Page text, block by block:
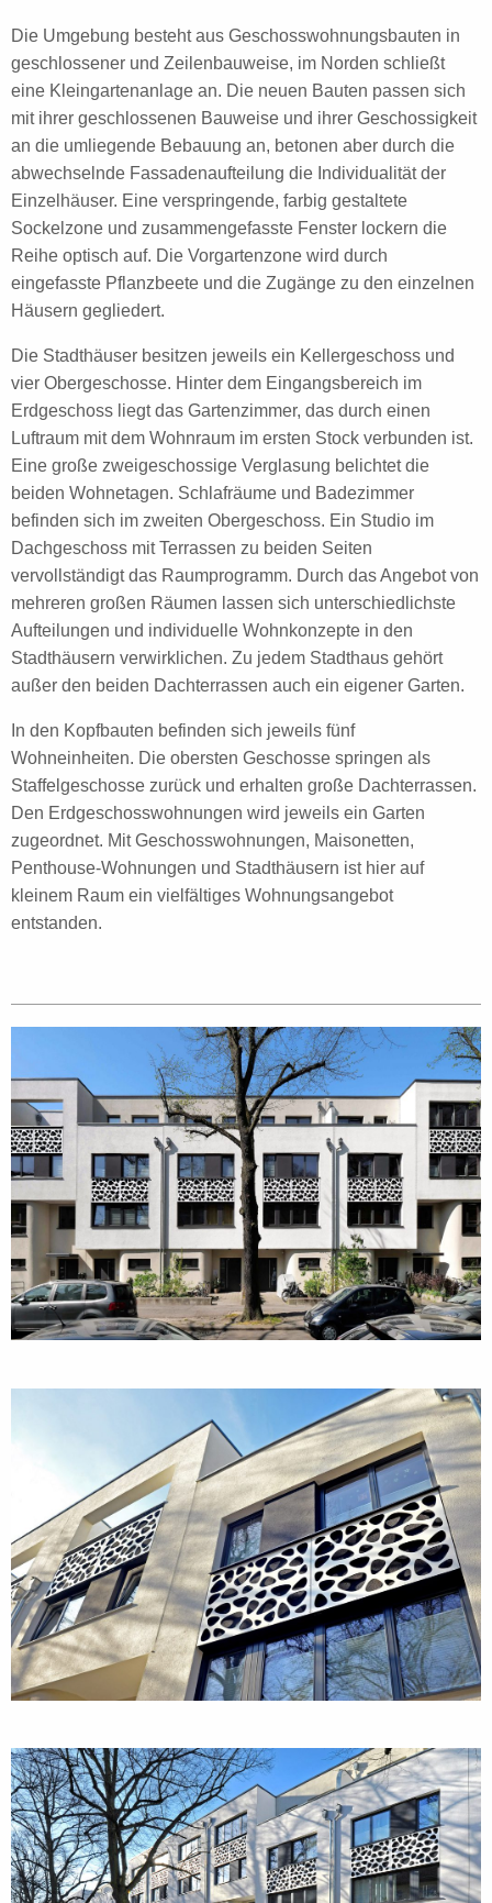
Die Umgebung besteht aus Geschosswohnungsbauten in
geschlossener und Zeilenbauweise, im Norden schließt
eine Kleingartenanlage an. Die neuen Bauten passen sich
mit ihrer geschlossenen Bauweise und ihrer Geschossigkeit
an die umliegende Bebauung an, betonen aber durch die
abwechselnde Fassadenaufteilung die Individualität der
Einzelhäuser. Eine verspringende, farbig gestaltete
Sockelzone und zusammengefasste Fenster lockern die
Reihe optisch auf. Die Vorgartenzone wird durch
eingefasste Pflanzbeete und die Zugänge zu den einzelnen
Häusern gegliedert.
Die Stadthäuser besitzen jeweils ein Kellergeschoss und
vier Obergeschosse. Hinter dem Eingangsbereich im
Erdgeschoss liegtdas Gartenzimmer, das durch einen
Luftraum mit dem Wohnraum im ersten Stock verbunden ist.
Eine große zweigeschossige Verglasung belichtetdie
beiden Wohnetagen. Schlafräume und Badezimmer
befinden sich im zweiten Obergeschoss. Ein Studio im
Dachgeschoss mit Terrassen zu beiden Seiten
vervollständigt das Raumprogramm. Durch das Angebot von
mehreren großen Räumen lassen sich unterschiedlichste
Aufteilungen und individuelle Wohnkonzepte in den
Stadthäusern verwirklichen. Zu jedem Stadthaus gehört
außer den beiden Dachterrassen auch ein eigener Garten.
In den Kopfbauten befinden sich jeweils fünf
Wohneinheiten. Die obersten Geschosse springen als
Staffelgeschosse zurück und erhalten große Dachterrassen.
Den Erdgeschosswohnungen wird jeweils ein Garten
zugeordnet. Mit Geschosswohnungen, Maisonetten,
Penthouse-Wohnungen und Stadthäusern ist hier auf
kleinem Raum ein vielfältiges Wohnungsangebot
entstanden.